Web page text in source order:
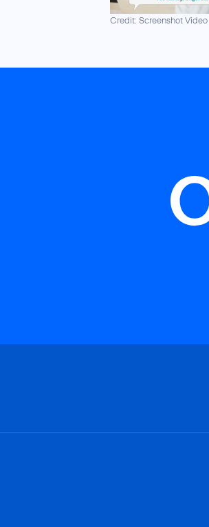
Credit: Screenshot Video